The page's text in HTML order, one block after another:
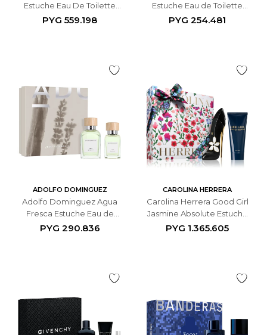
Estuche Eau De Toilette
75ml + Gel de Ducha 75ml -
PYG 559.198
Estuche Eau de Toilette
100ml + Loción Corporal
PYG 254.481
ADOLFO DOMINGUEZ
Adolfo Dominguez Agua
Fresca Estuche Eau de
Toilette 120ml + 60ml -
PYG 290.836
CAROLINA HERRERA
Carolina Herrera Good Girl
Jasmine Absolute Estuche
Eau de Parfum 80ml +
PYG 1.365.605